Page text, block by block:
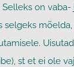
on
st et ei ole